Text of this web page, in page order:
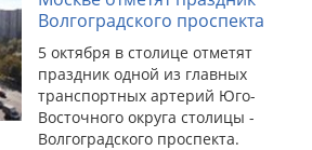
Волгоградского проспекта
5 октября в столице отметят
праздник одной из главных
транспортных артерий Юго-
Восточного округа столицы -
Волгоградского проспекта.